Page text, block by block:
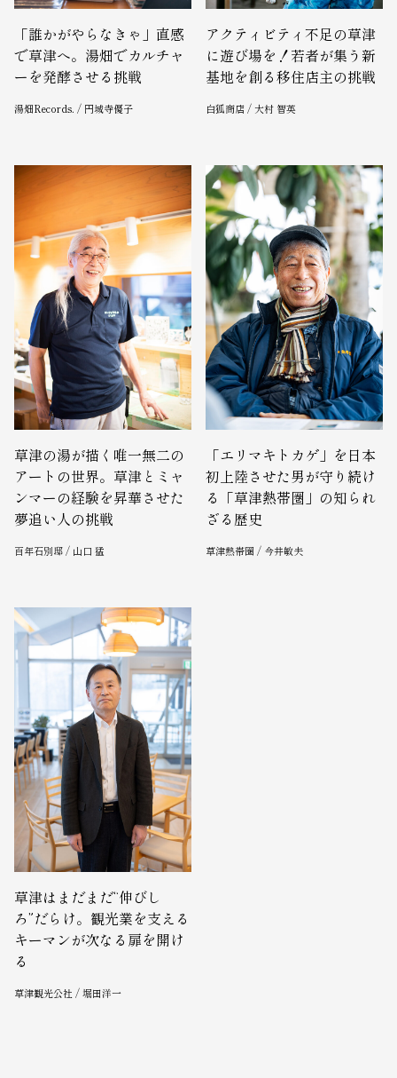
「誰かがやらなきゃ」直感
で草津へ。湯畑でカルチャ
ーを発酵させる挑戦
湯畑Records. / 円城寺優子
アクティビティ不足の草津
に遊び場を！若者が集う新
基地を創る移住店主の挑戦
白狐商店 / 大村 智英
草津の湯が描く唯一無二の
アートの世界。草津とミャ
ンマーの経験を昇華させた
夢追い人の挑戦
百年石別邸 / 山口 猛
「エリマキトカゲ」を日本
初上陸させた男が守り続け
る「草津熱帯圏」の知られ
ざる歴史
草津熱帯圏 / 今井敏夫
草津はまだまだ“伸びし
ろ”だらけ。観光業を支える
キーマンが次なる扉を開け
る
草津観光公社 / 堀田洋一